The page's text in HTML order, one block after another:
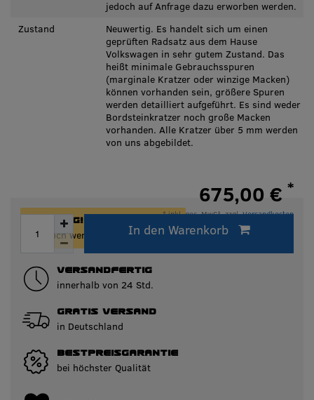
jedoch auf Anfrage dazu erworben werden.
Zustand
Neuwertig. Es handelt sich um einen
geprüften Radsatz aus dem Hause
Volkswagen in sehr gutem Zustand. Das
heißt minimale Gebrauchsspuren
(marginale Kratzer oder winzige Macken)
können vorhanden sein, größere Spuren
werden detailliert aufgeführt. Es sind weder
Bordsteinkratzer noch große Macken
vorhanden. Alle Kratzer über 5 mm werden
von uns abgebildet.
VERSANDFERTIG
innerhalb von 24 Std.
GRATIS VERSAND
in Deutschland
BESTPREISGARANTIE
bei höchster Qualität
ACHTUNG!
Nur noch wenige Artikel auf Lager!
675,00 € *
* inkl. ges. MwSt. zzgl.Versandkosten
Innerhalb von 24h versandfertig.
In den Warenkorb